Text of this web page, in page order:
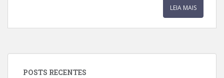
LEIA MAIS
POSTS RECENTES